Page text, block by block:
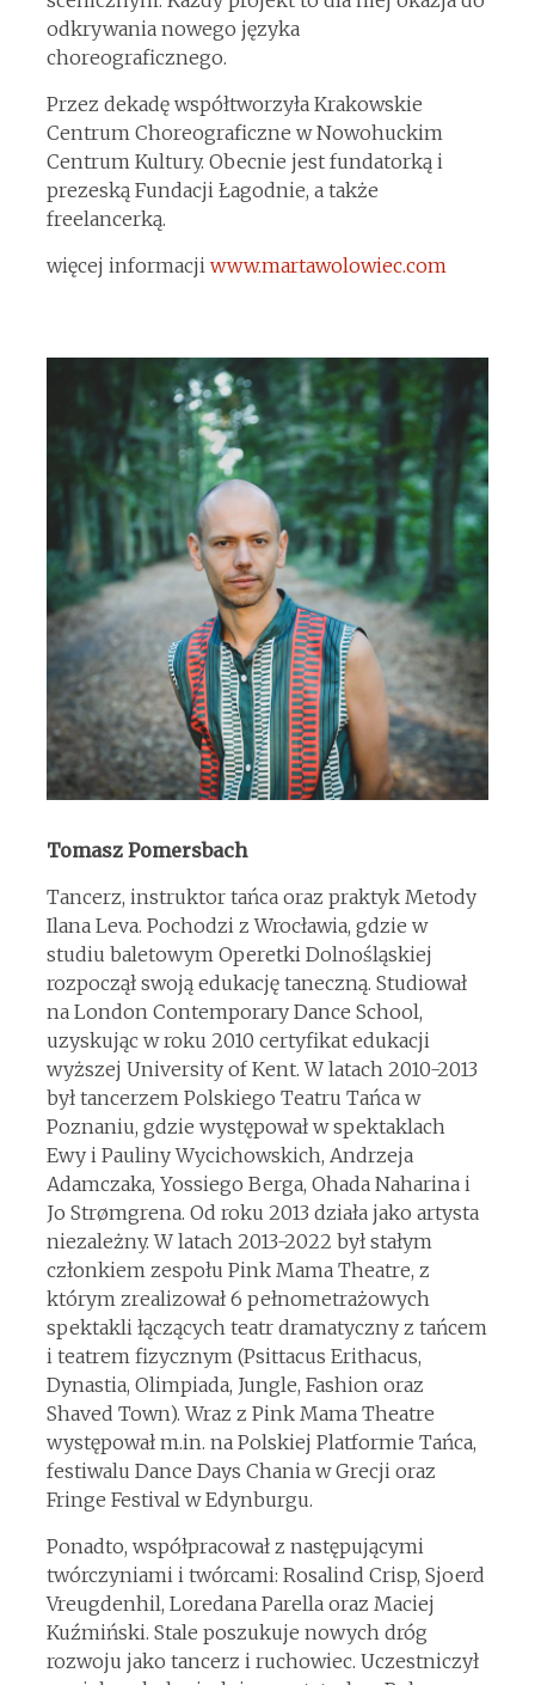
odkrywania nowego języka
choreograficznego.
Przez dekadę współtworzyła Krakowskie
Centrum Choreograficzne w Nowohuckim
Centrum Kultury. Obecnie jest fundatorką i
prezeską Fundacji Łagodnie, a także
freelancerką.
więcej informacji www.martawolowiec.com
Tomasz Pomersbach
Tancerz, instruktor tańca oraz praktyk Metody
Ilana Leva. Pochodzi z Wrocławia, gdzie w
studiu baletowym Operetki Dolnośląskiej
rozpoczął swoją edukację taneczną. Studiował
na London Contemporary Dance School,
uzyskując w roku 2010 certyfikat edukacji
wyższej University of Kent. W latach 2010-2013
był tancerzem Polskiego Teatru Tańca w
Poznaniu, gdzie występował w spektaklach
Ewy i Pauliny Wycichowskich, Andrzeja
Adamczaka, Yossiego Berga, Ohada Naharina i
Jo Strømgrena. Od roku 2013 działa jako artysta
niezależny. W latach 2013-2022 był stałym
członkiem zespołu Pink Mama Theatre, z
którym zrealizował 6 pełnometrażowych
spektakli łączących teatr dramatyczny z tańcem
i teatrem fizycznym (Psittacus Erithacus,
Dynastia, Olimpiada, Jungle, Fashion oraz
Shaved Town). Wraz z Pink Mama Theatre
występował m.in. na Polskiej Platformie Tańca,
festiwalu Dance Days Chania w Grecji oraz
Fringe Festival w Edynburgu.
Ponadto, współpracował z następującymi
twórczyniami i twórcami: Rosalind Crisp, Sjoerd
Vreugdenhil, Loredana Parella oraz Maciej
Kuźmiński. Stale poszukuje nowych dróg
rozwoju jako tancerz i ruchowiec. Uczestniczył